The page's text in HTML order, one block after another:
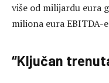
više od milijardu eura
miliona eura EBITDA-
“Ključan